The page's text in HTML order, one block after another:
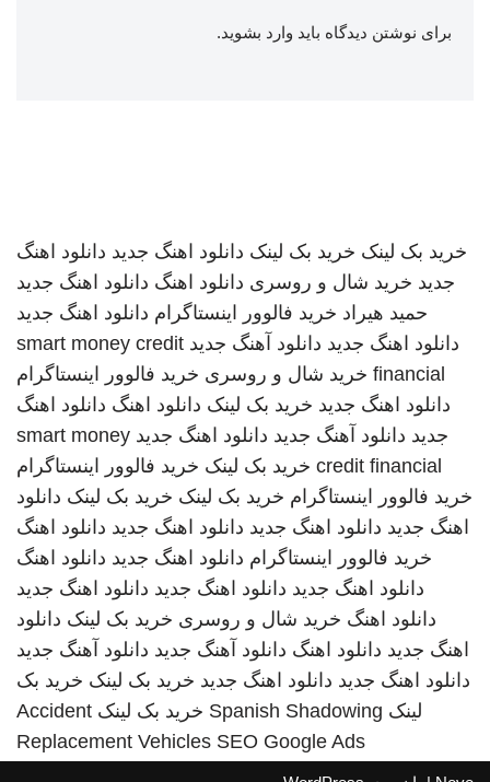
برای نوشتن دیدگاه باید وارد بشوید.
خرید بک لینک خرید بک لینک دانلود اهنگ جدید دانلود اهنگ
جدید خرید شال و روسری دانلود اهنگ دانلود اهنگ جدید
حمید هیراد خرید فالوور اینستاگرام دانلود اهنگ جدید
دانلود اهنگ جدید دانلود آهنگ جدید smart money credit
financial خرید شال و روسری خرید فالوور اینستاگرام
دانلود اهنگ جدید خرید بک لینک دانلود اهنگ دانلود اهنگ
جدید دانلود آهنگ جدید دانلود اهنگ جدید smart money
credit financial خرید بک لینک خرید فالوور اینستاگرام
خرید فالوور اینستاگرام خرید بک لینک خرید بک لینک دانلود
اهنگ جدید دانلود اهنگ جدید دانلود اهنگ جدید دانلود اهنگ
خرید فالوور اینستاگرام دانلود اهنگ جدید دانلود اهنگ
دانلود اهنگ جدید دانلود اهنگ جدید دانلود اهنگ جدید
دانلود اهنگ خرید شال و روسری خرید بک لینک دانلود
اهنگ جدید دانلود اهنگ دانلود آهنگ جدید دانلود آهنگ جدید
دانلود اهنگ جدید دانلود اهنگ جدید خرید بک لینک خرید بک
لینک Spanish Shadowing خرید بک لینک Accident
Replacement Vehicles SEO Google Ads